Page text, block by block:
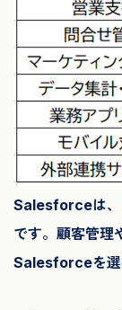
Salesforceは、
です。顧客管理
Salesforceを選